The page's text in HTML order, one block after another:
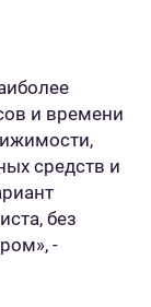
и времени
средств и
без
-